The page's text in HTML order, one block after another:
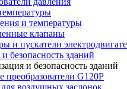
и температуры
клапаны
и пускатели
безопасность зданий
и безопасность зданий
преобразователи G120P
воздушных заслонок